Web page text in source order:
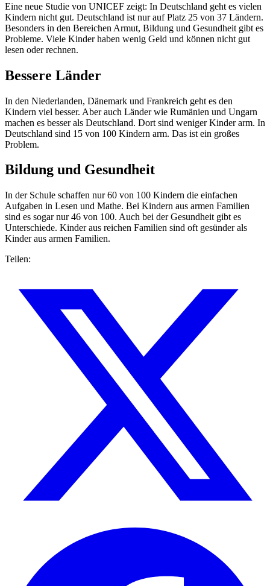
Eine neue Studie von UNICEF zeigt: In Deutschland geht es vielen
Kindern nicht gut. Deutschland ist nur auf Platz 25 von 37 Ländern.
Besonders in den Bereichen Armut, Bildung und Gesundheit gibt es
Probleme. Viele Kinder haben wenig Geld und können nicht gut
lesen oder rechnen.
Bessere Länder
In den Niederlanden, Dänemark und Frankreich geht es den
Kindern viel besser. Aber auch Länder wie Rumänien und Ungarn
machen es besser als Deutschland. Dort sind weniger Kinder arm. In
Deutschland sind 15 von 100 Kindern arm. Das ist ein großes
Problem.
Bildung und Gesundheit
In der Schule schaffen nur 60 von 100 Kindern die einfachen
Aufgaben in Lesen und Mathe. Bei Kindern aus armen Familien
sind es sogar nur 46 von 100. Auch bei der Gesundheit gibt es
Unterschiede. Kinder aus reichen Familien sind oft gesünder als
Kinder aus armen Familien.
Teilen: